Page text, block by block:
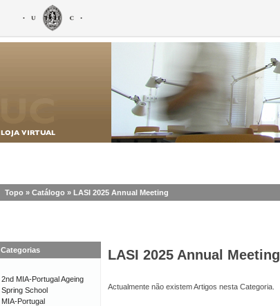
Topo » Catálogo » LASI 2025 Annual Meeting
LASI 2025 Annual Meeting
Actualmente não existem Artigos nesta Categoria.
Categorias
2nd MIA-Portugal Ageing
Spring School
MIA-Portugal